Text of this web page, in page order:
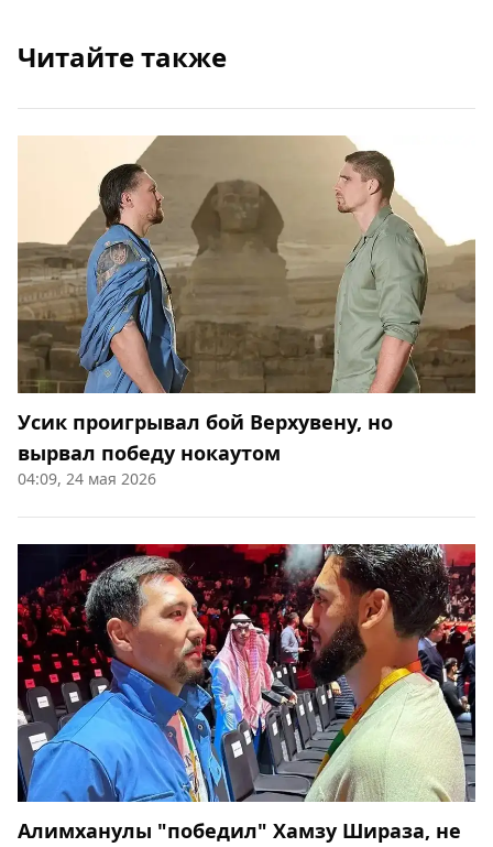
Читайте также
Усик проигрывал бой Верхувену, но
вырвал победу нокаутом
04:09, 24 мая 2026
Алимханулы "победил" Хамзу Шираза, не